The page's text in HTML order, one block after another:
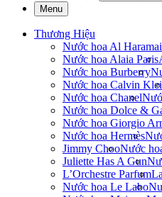
Menu
Thương Hiệu
Nước hoa Al
Nước hoa Alaia Paris
Nước hoa Burberry
Nước hoa Calvin
Nước hoa Chanel
Nước hoa Dolce &
Nước hoa Giorgio
Nước hoa Hermès
Jimmy ChooNước
Juliette Has A Gun
L’Orchestre Parfum
Nước hoa Le Labo